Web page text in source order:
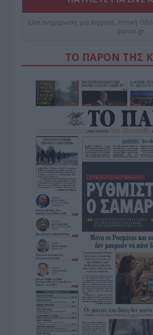
Live ενημέρωση για Κηφισό, Αττική
paron.gr
ΤΟ ΠΑΡΟΝ ΤΗΣ